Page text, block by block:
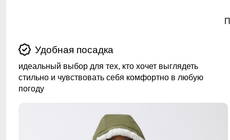
Удобная посадка
идеальный выбор для тех, кто хочет выглядеть
стильно и чувствовать себя комфортно в любую
погоду